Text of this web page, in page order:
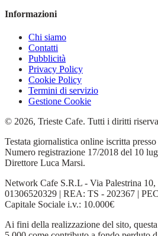
Informazioni
Chi siamo
Contatti
Pubblicità
Privacy Policy
Cookie Policy
Termini di servizio
Gestione Cookie
© 2026, Trieste Cafe. Tutti i diritti
Testata giornalistica online iscritta
Numero registrazione 17/2018 del 10
Direttore Luca Marsi.
Network Cafe S.R.L - Via Palestrina 10,
01306520329 | REA: TS - 202367 |
Capitale Sociale i.v.: 10.000€
Ai fini della realizzazione del sito,